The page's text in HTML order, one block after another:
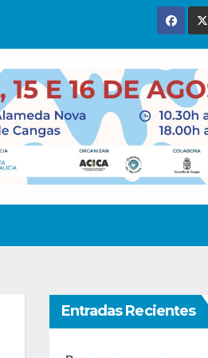
Entradas Recientes